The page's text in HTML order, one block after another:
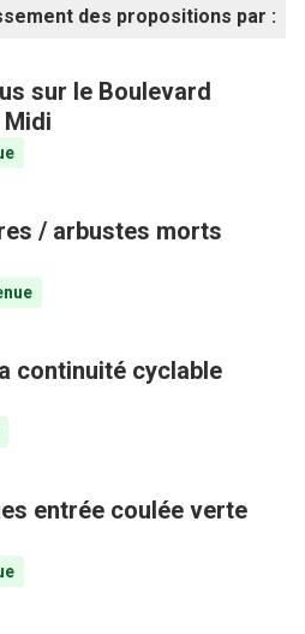
des propositions par :
sur le Boulevard
Midi
/ arbustes morts
continuité cyclable
entrée coulée verte